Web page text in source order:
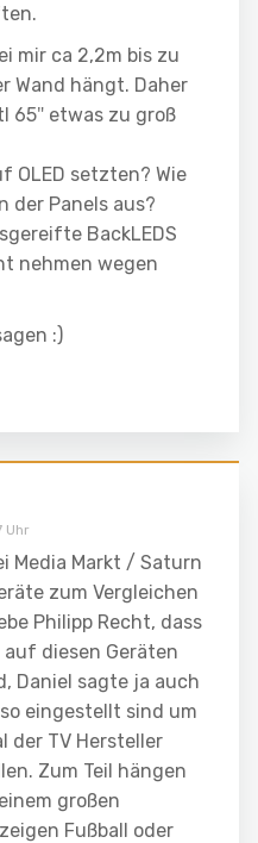
mir ca 2,2m bis zu
Wand hängt. Daher
65″ etwas zu groß
OLED setzten? Wie
der Panels aus?
BackLEDS
nehmen wegen
:)
Uhr
Media Markt / Saturn
zum Vergleichen
Philipp Recht, dass
diesen Geräten
Daniel sagte ja auch
eingestellt sind um
der TV Hersteller
Zum Teil hängen
großen
Fußball oder